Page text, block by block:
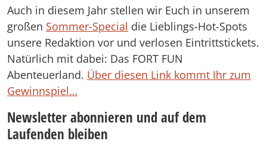
Auch in diesem Jahr stellen wir Euch in unserem
großen Sommer-Special die Lieblings-Hot-Spots
unsere Redaktion vor und verlosen Eintrittstickets.
Natürlich mit dabei: Das FORT FUN
Abenteuerland. Über diesen Link kommt Ihr zum
Gewinnspiel…
Newsletter abonnieren und auf dem
Laufenden bleiben